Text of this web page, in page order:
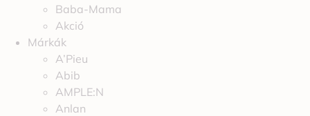
Baba-Mama
Akció
Márkák
A’Pieu
Abib
AMPLE:N
Anlan